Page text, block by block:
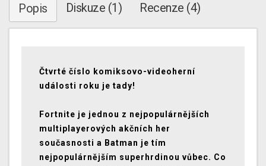
Popis Diskuze (1) Recenze (4)
Čtvrté číslo komiksovo-videoherní
události roku je tady!
Fortnite je jednou z nejpopulárnějších
multiplayerových akčních her
současnosti a Batman je tím
nejpopulárnějším superhrdinou vůbec. Co